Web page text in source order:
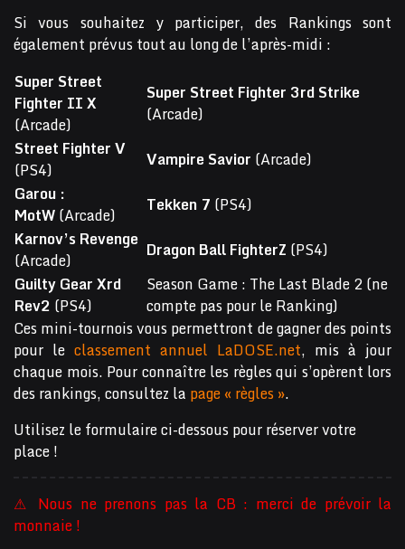
Si vous souhaitez y participer, des Rankings sont
également prévus tout au long de l’après-midi :
Super Street
Fighter II X
(Arcade)
Super Street Fighter 3rd Strike
(Arcade)
Street Fighter V
(PS4)
Vampire Savior (Arcade)
Garou :
MotW(Arcade) Tekken 7 (PS4)
Karnov’s Revenge
(Arcade)
Dragon Ball FighterZ (PS4)
Guilty Gear Xrd
Rev2 (PS4)
Season Game : The Last Blade 2 (ne
compte pas pour le Ranking)
Ces mini-tournois vous permettront de gagner des points
pour le classement annuel LaDOSE.net, mis à jour
chaque mois. Pour connaître les règles qui s’opèrent lors
des rankings, consultez la page « règles ».
Utilisez le formulaire ci-dessous pour réserver votre
place !
⚠ Nous ne prenons pas la CB : merci de prévoir la
monnaie !